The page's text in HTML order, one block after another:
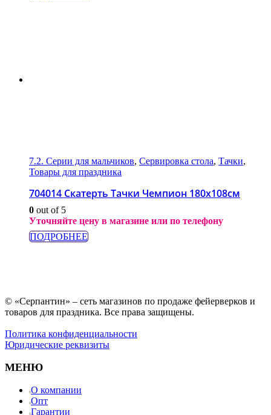
7.2. Серии для мальчиков, Сервировка стола, Тачки,
Товары для праздника
704014 Скатерть Тачки Чемпион 180х108см
0 out of 5
Уточняйте цену в магазине или по телефону
ПОДРОБНЕЕ
© «Серпантин» – сеть магазинов по продаже фейерверков и
товаров для праздника. Все права защищены.
Политика конфиденциальности
Юридические реквизиты
МЕНЮ
О компании
Опт
Гарантии